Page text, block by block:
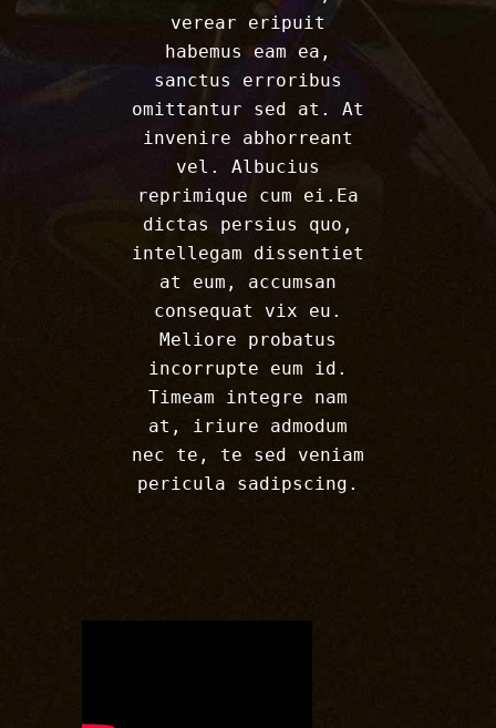
verear eripuit
habemus eam ea,
sanctus erroribus
omittantur sed at. At
invenire abhorreant
vel. Albucius
reprimique cum ei.Ea
dictas persius quo,
intellegam dissentiet
at eum, accumsan
consequat vix eu.
Meliore probatus
incorrupte eum id.
Timeam integre nam
at, iriure admodum
nec te, te sed veniam
pericula sadipscing.